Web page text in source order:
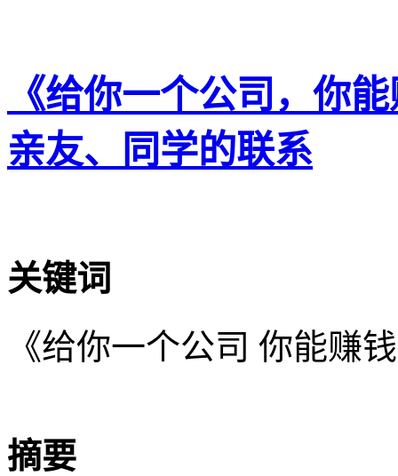
《给你一个公司，你
亲友、同学的联系
关键词
《给你一个公司 你能赚
摘要